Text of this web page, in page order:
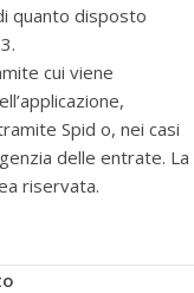
quanto disposto
cui viene
Spid o, nei casi
delle entrate. La
riservata.